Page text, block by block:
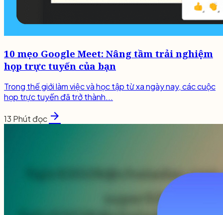
10 mẹo Google Meet: Nâng tầm trải nghiệm
họp trực tuyến của bạn
Trong thế giới làm việc và học tập từ xa ngày nay, các cuộc
họp trực tuyến đã trở thành...
13 Phút đọc arrow_forward